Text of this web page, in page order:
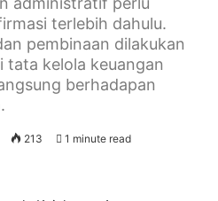
terlebih dahulu.
pembinaan dilakukan
tata kelola keuangan
berhadapan
213 1 minute read